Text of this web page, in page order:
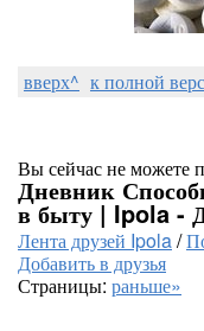
вверх^ к полной
Вы сейчас не можете
Дневник
в быту | Ipola -
Лента друзей Ipola/
Добавить в друзья
Страницы: раньше»